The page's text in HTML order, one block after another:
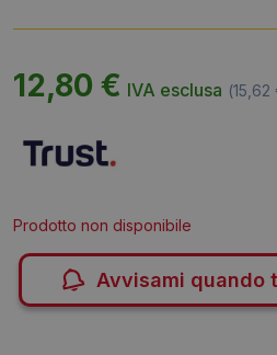
12,80 € IVA esclusa (15,62
Prodotto non disponibile
Avvisami quando